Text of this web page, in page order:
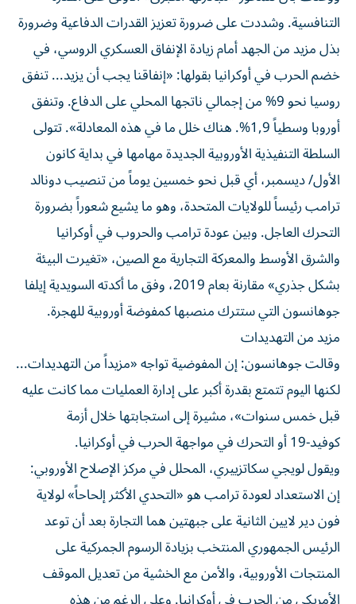
التنافسية. وشددت على ضرورة تعزيز القدرات الدفاعية وضرورة
بذل مزيد من الجهد أمام زيادة الإنفاق العسكري الروسي، في
خضم الحرب في أوكرانيا بقولها: «إنفاقنا يجب أن يزيد... تنفق
روسيا نحو 9% من إجمالي ناتجها المحلي على الدفاع. وتنفق
أوروبا وسطياً 1,9%. هناك خلل ما في هذه المعادلة». تتولى
السلطة التنفيذية الأوروبية الجديدة مهامها في بداية كانون
الأول/ ديسمبر، أي قبل نحو خمسين يوماً من تنصيب دونالد
ترامب رئيساً للولايات المتحدة، وهو ما يشيع شعوراً بضرورة
التحرك العاجل. وبين عودة ترامب والحروب في أوكرانيا
والشرق الأوسط والمعركة التجارية مع الصين، «تغيرت البيئة
بشكل جذري» مقارنة بعام 2019، وفق ما أكدته السويدية إيلفا
جوهانسون التي ستترك منصبها كمفوضة أوروبية للهجرة.
مزيد من التهديدات
وقالت جوهانسون: إن المفوضية تواجه «مزيداً من التهديدات...
لكنها اليوم تتمتع بقدرة أكبر على إدارة العمليات مما كانت عليه
قبل خمس سنوات»، مشيرة إلى استجابتها خلال أزمة
كوفيد-19 أو التحرك في مواجهة الحرب في أوكرانيا.
ويقول لويجي سكاتزييري، المحلل في مركز الإصلاح الأوروبي:
إن الاستعداد لعودة ترامب هو «التحدي الأكثر إلحاحاً» لولاية
فون دير لايين الثانية على جبهتين هما التجارة بعد أن توعد
الرئيس الجمهوري المنتخب بزيادة الرسوم الجمركية على
المنتجات الأوروبية، والأمن مع الخشية من تعديل الموقف